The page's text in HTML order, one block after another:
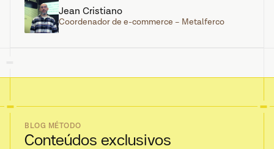
Jean Cristiano
Coordenador de e-commerce – Metalferco
BLOG MÉTODO
Conteúdos exclusivos